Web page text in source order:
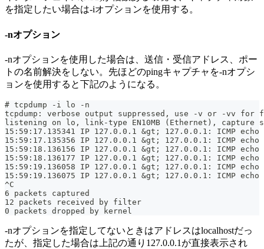
を指定したい場合は-iオプションを使用する。
-nオプション
-nオプションを使用した場合は、送信・受信アドレス、ポー
トの名前解決をしない。先ほどのpingキャプチャを-nオプシ
ョンを使用すると下記のようになる。
# tcpdump -i lo -n
tcpdump: verbose output suppressed, use -v or -vv for
listening on lo, link-type EN10MB (Ethernet), capture
15:59:17.135341 IP 127.0.0.1 &gt; 127.0.0.1: ICMP
15:59:17.135356 IP 127.0.0.1 &gt; 127.0.0.1: ICMP
15:59:18.136156 IP 127.0.0.1 &gt; 127.0.0.1: ICMP
15:59:18.136177 IP 127.0.0.1 &gt; 127.0.0.1: ICMP
15:59:19.136058 IP 127.0.0.1 &gt; 127.0.0.1: ICMP
15:59:19.136075 IP 127.0.0.1 &gt; 127.0.0.1: ICMP
^C
6 packets captured
12 packets received by filter
0 packets dropped by kernel
-nオプションを指定してないときはアドレスはlocalhostだっ
たが、指定した場合は上記の通り127.0.0.1が直接表示され